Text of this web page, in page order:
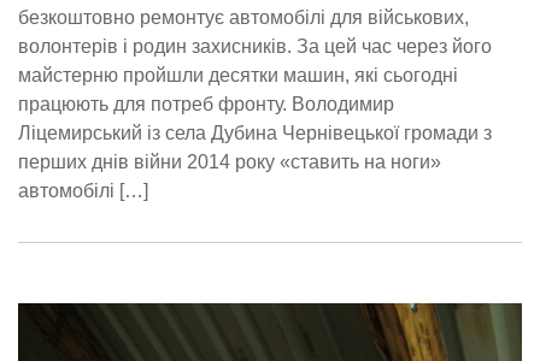
безкоштовно ремонтує автомобілі для військових,
волонтерів і родин захисників. За цей час через його
майстерню пройшли десятки машин, які сьогодні
працюють для потреб фронту. Володимир
Ліцемирський із села Дубина Чернівецької громади з
перших днів війни 2014 року «ставить на ноги»
автомобілі […]